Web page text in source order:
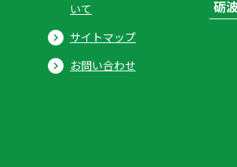
いて
サイトマップ
お問い合わせ